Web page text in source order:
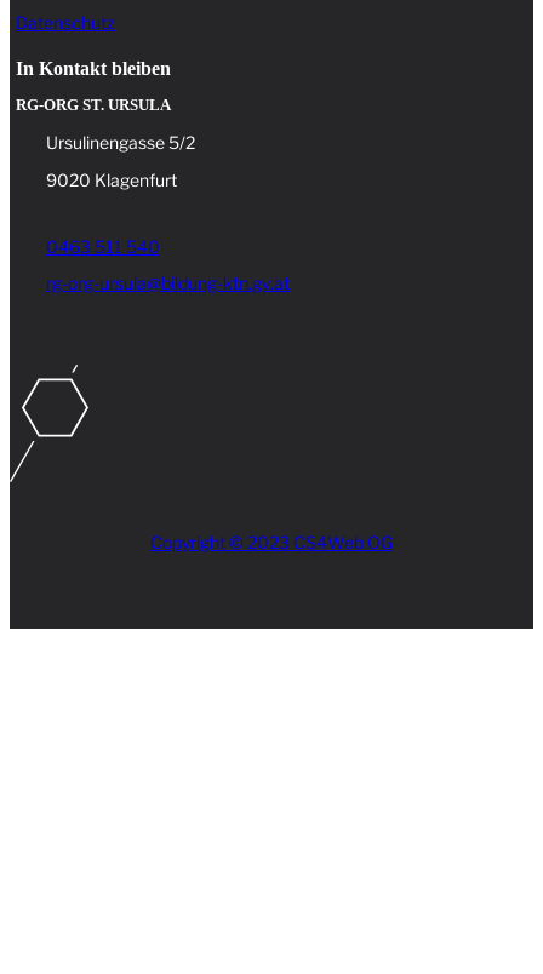
Datenschutz
In Kontakt bleiben
RG-ORG ST. URSULA
Ursulinengasse 5/2
9020 Klagenfurt
0463 511 540
rg-org-ursula@bildung-ktn.gv.at
Copyright © 2023 CS4Web OG